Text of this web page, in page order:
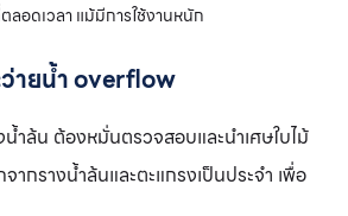
ลอดเวลา แม้มีการใช้งานหนัก
ว่ายน้ำ overflow
น้ำล้น ต้องหมั่นตรวจสอบและนำเศษใบไม้
ากรางน้ำล้นและตะแกรงเป็นประจำ เพื่อ